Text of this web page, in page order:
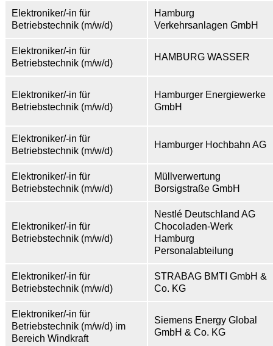
Elektroniker/-in für
Betriebstechnik (m/w/d)
Hamburg
Verkehrsanlagen GmbH
Elektroniker/-in für
Betriebstechnik (m/w/d)
HAMBURG WASSER
Elektroniker/-in für
Betriebstechnik (m/w/d)
Hamburger Energiewerke
GmbH
Elektroniker/-in für
Betriebstechnik (m/w/d)
Hamburger Hochbahn AG
Elektroniker/-in für
Betriebstechnik (m/w/d)
Müllverwertung
Borsigstraße GmbH
Elektroniker/-in für
Betriebstechnik (m/w/d)
Nestlé Deutschland AG
Chocoladen-Werk
Hamburg
Personalabteilung
Elektroniker/-in für
Betriebstechnik (m/w/d)
STRABAG BMTI GmbH &
Co. KG
Elektroniker/-in für
Betriebstechnik (m/w/d) im
Bereich Windkraft
Siemens Energy Global
GmbH & Co. KG